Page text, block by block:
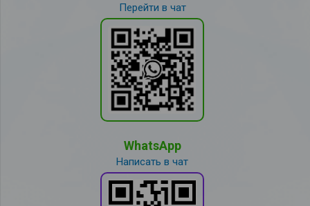
Перейти в чат
WhatsApp
Написать в чат